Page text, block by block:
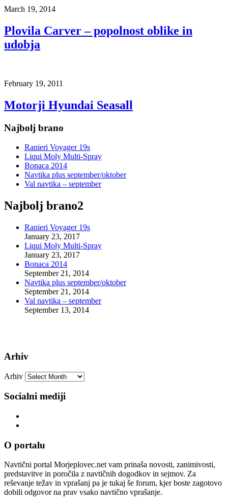
March 19, 2014
Plovila Carver – popolnost oblike in
udobja
February 19, 2011
Motorji Hyundai Seasall
Najbolj brano
Ranieri Voyager 19s
Liqui Moly Multi-Spray
Bonaca 2014
Navtika plus september/oktober
Val navtika – september
Najbolj brano2
Ranieri Voyager 19s
January 23, 2017
Liqui Moly Multi-Spray
January 23, 2017
Bonaca 2014
September 21, 2014
Navtika plus september/oktober
September 21, 2014
Val navtika – september
September 13, 2014
Arhiv
Arhiv
Socialni mediji
O portalu
Navtični portal Morjeplovec.net vam prinaša novosti, zanimivosti,
predstavitve in poročila z navtičnih dogodkov in sejmov. Za
reševanje težav in vprašanj pa je tukaj še forum, kjer boste zagotovo
dobili odgovor na prav vsako navtično vprašanje.